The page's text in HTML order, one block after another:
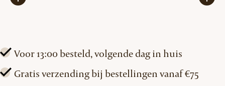
Voor 13:00 besteld, volgende dag in huis
Gratis verzending bij bestellingen vanaf €75